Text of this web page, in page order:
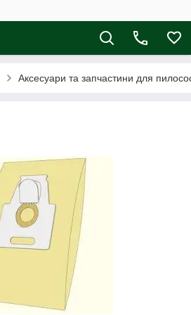
Аксесуари та запчастини для